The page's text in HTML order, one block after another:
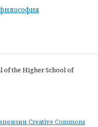
of the Higher School of
Creative Commons